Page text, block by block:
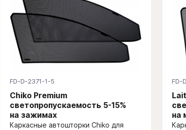
FD-D-2371-1-5
Chiko Premium
светопропускаемость 5-15%
на зажимах
Каркасные автошторки Chiko для
FD-
на